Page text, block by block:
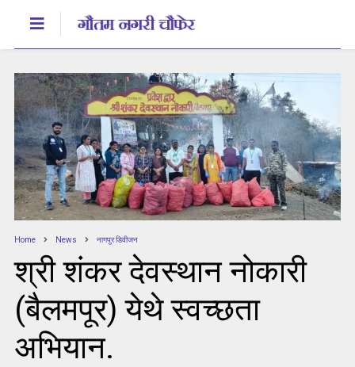
Home News नागपुर डिवीजन
श्री शंकर देवस्थान नोकारी
(बैलमपूर) येथे स्वच्छता
अभियान.